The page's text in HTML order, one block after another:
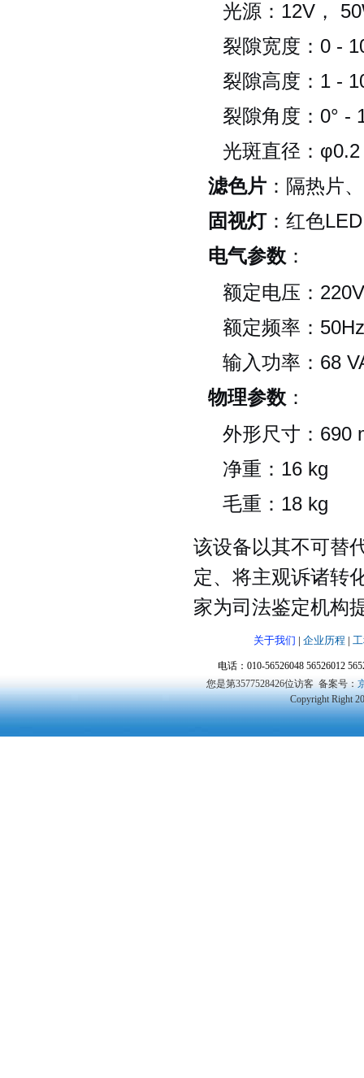
光源：12V，
裂隙宽度：0 -
裂隙高度：1 -
裂隙角度：0° -
光斑直径：
滤色片 ：隔热片
固视灯：红色LED
电气参数 ：
额定电压：220V
额定频率：50Hz
输入功率：68
物理参数 ：
外形尺寸：690
净重：16 kg
毛重：18 kg
该设备以其不可替
定、将主观诉诸转
家为司法鉴定机构
关于我们 | 企业历程 |
电话：010-56526048 56526012
您是第3577528426位访客 备案号：
Copyright Right